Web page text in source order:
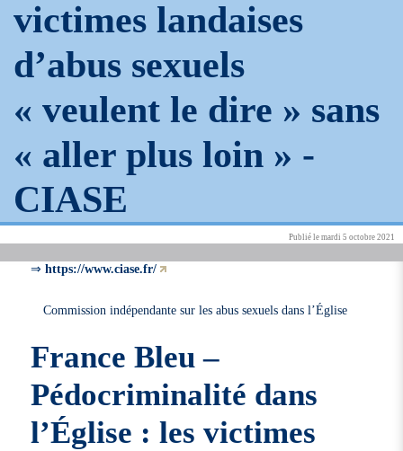
victimes landaises
d’abus sexuels
« veulent le dire » sans
« aller plus loin » -
CIASE
Publié le mardi 5 octobre 2021
⇒https://www.ciase.fr/
Commission indépendante sur les abus sexuels dans l’Église
France Bleu –
Pédocriminalité dans
l’Église : les victimes